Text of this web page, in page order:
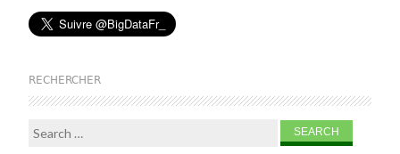
RECHERCHER
Search for: